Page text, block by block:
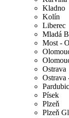
Kladno
Kolín
Liberec
Mladá
Most -
Ostrava
Ostrava
Písek
Plzeň
Plzeň